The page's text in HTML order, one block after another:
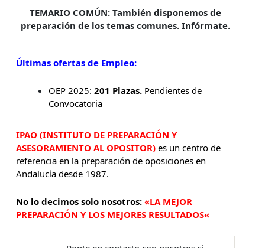
TEMARIO COMÚN: También disponemos de
preparación de los temas comunes. Infórmate.
Últimas ofertas de Empleo:
OEP 2025:201 Plazas. Pendientes de
Convocatoria
IPAO (INSTITUTO DE PREPARACIÓN Y
ASESORAMIENTO AL OPOSITOR)es un centro de
referencia en la preparación de oposiciones en
Andalucía desde 1987.
No lo decimos solo nosotros:«LA MEJOR
PREPARACIÓN Y LOS MEJORES RESULTADOS«